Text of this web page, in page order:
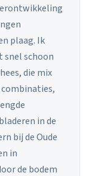
plaag. Ik
snel schoon
die mix
in de
bij de Oude
in
de bodem